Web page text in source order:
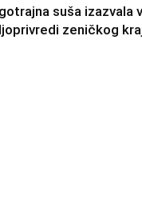
suša izazvala
zeničkog